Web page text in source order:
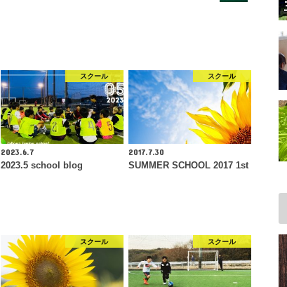
スクール
2023.6.7
2023.5 school blog
スクール
2017.7.30
SUMMER SCHOOL 2017 1st
スクール スクール